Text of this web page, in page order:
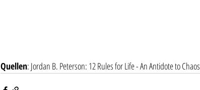
Quellen: Jordan B. Peterson: 12 Rules for Life - An Antidote to Chaos